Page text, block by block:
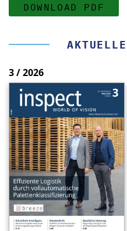
DOWNLOAD PDF
3 / 2026